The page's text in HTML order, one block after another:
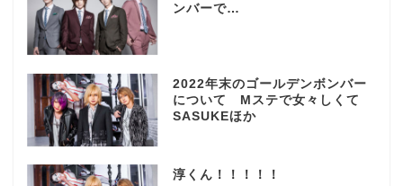
ンバーで…
2022年末のゴールデンボンバー
について Mステで女々しくて
SASUKEほか
淳くん！！！！！